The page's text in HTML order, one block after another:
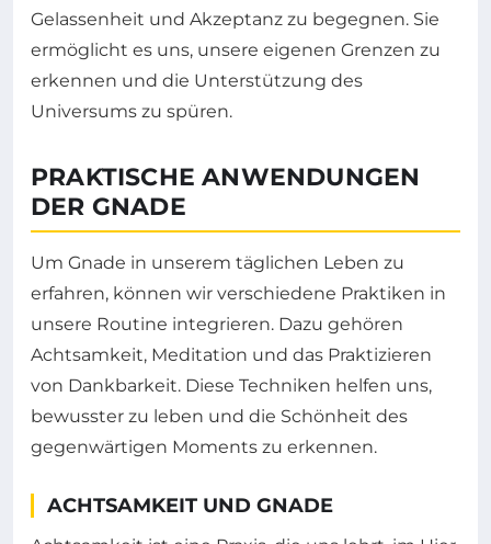
Gelassenheit und Akzeptanz zu begegnen. Sie
ermöglicht es uns, unsere eigenen Grenzen zu
erkennen und die Unterstützung des
Universums zu spüren.
PRAKTISCHE ANWENDUNGEN
DER GNADE
Um Gnade in unserem täglichen Leben zu
erfahren, können wir verschiedene Praktiken in
unsere Routine integrieren. Dazu gehören
Achtsamkeit, Meditation und das Praktizieren
von Dankbarkeit. Diese Techniken helfen uns,
bewusster zu leben und die Schönheit des
gegenwärtigen Moments zu erkennen.
ACHTSAMKEIT UND GNADE